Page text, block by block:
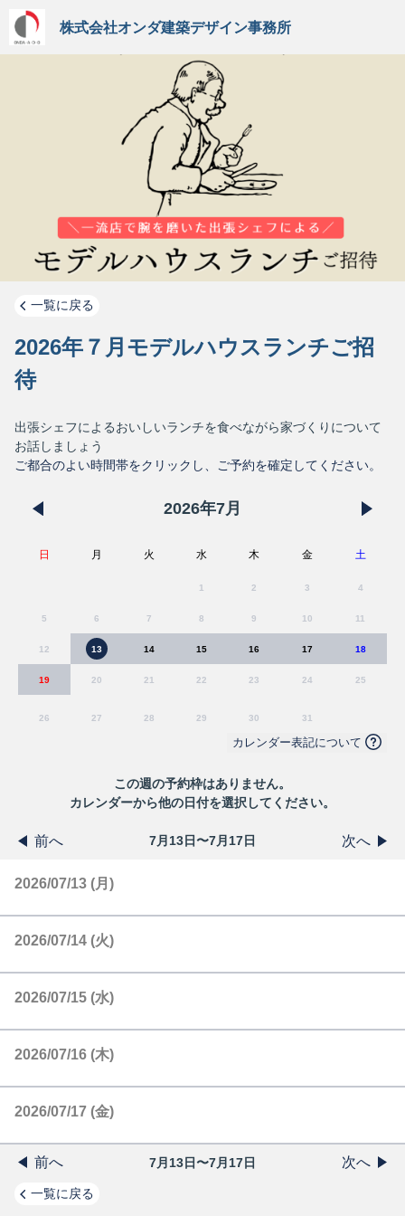
株式会社オンダ建築デザイン事務所
一覧に戻る
2026年７月モデルハウスランチご招
待
出張シェフによるおいしいランチを食べながら家づくりについて
お話しましょう
ご都合のよい時間帯をクリックし、ご予約を確定してください。
2026年7月
日 月 火 水 木 金 土
1 2 3 4
5 6 7 8 9 10 11
12 13 14 15 16 17 18
19 20 21 22 23 24 25
26 27 28 29 30 31
カレンダー表記について
この週の予約枠はありません。
カレンダーから他の日付を選択してください。
前へ 7月13日〜7月17日 次へ
2026/07/13 (月)
2026/07/14 (火)
2026/07/15 (水)
2026/07/16 (木)
2026/07/17 (金)
前へ 7月13日〜7月17日 次へ
一覧に戻る